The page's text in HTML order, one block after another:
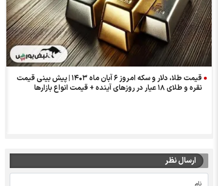
قیمت طلا، دلار و سکه امروز ۶ آبان ماه ۱۴۰۳ | پیش بینی قیمت
نقره و طلای ۱۸ عیار در روز‌های آینده + قیمت انواع بازارها
ارسال نظر